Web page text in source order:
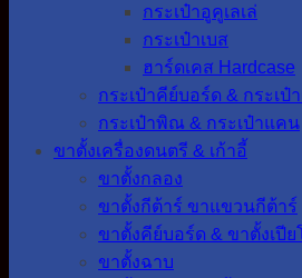
กระเป๋าอูคูเลเล่
กระเป๋าเบส
ฮาร์ดเคส Hardcase
กระเป๋าคีย์บอร์ด & กระเป๋
กระเป๋าพิณ & กระเป๋าแคน
ขาตั้งเครื่องดนตรี & เก้าอี้
ขาตั้งกลอง
ขาตั้งกีต้าร์ ขาแขวนกีต้าร์
ขาตั้งคีย์บอร์ด & ขาตั้งเปีย
ขาตั้งฉาบ